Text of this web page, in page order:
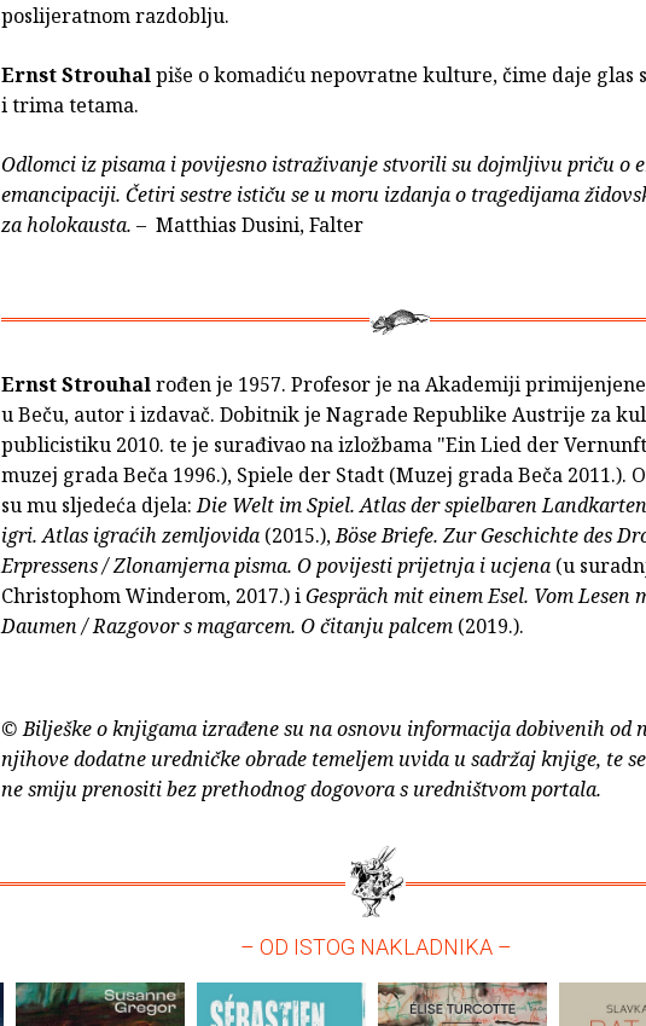
poslijeratnom razdoblju.
Ernst Strouhalpiše o komadiću nepovratne kulture, čime daje glas
i trima tetama.
Odlomci iz pisama i povijesno istraživanje stvorili su dojmljivu priču o
emancipaciji. Četiri sestre ističu se u moru izdanja o tragedijama
za holokausta. – Matthias Dusini, Falter
Ernst Strouhalrođen je 1957. Profesor je na Akademiji
u Beču, autor i izdavač. Dobitnik je Nagrade Republike Austrije za
publicistiku 2010. te je surađivao na izložbama "Ein Lied der
muzej grada Beča 1996.), Spiele der Stadt (Muzej grada Beča 2011.).
su mu sljedeća djela:Die Welt im Spiel. Atlas der spielbaren
igri. Atlas igraćih zemljovida (2015.),Böse Briefe. Zur Geschichte des
Erpressens / Zlonamjerna pisma. O povijesti prijetnja i ucjena (u
Christophom Winderom, 2017.) iGespräch mit einem Esel. Vom Lesen
Daumen / Razgovor s magarcem. O čitanju palcem (2019.).
© Bilješke o knjigama izrađene su na osnovu informacija dobivenih od
njihove dodatne uredničke obrade temeljem uvida u sadržaj knjige, te
ne smiju prenositi bez prethodnog dogovora s uredništvom portala.
– OD ISTOG NAKLADNIKA –